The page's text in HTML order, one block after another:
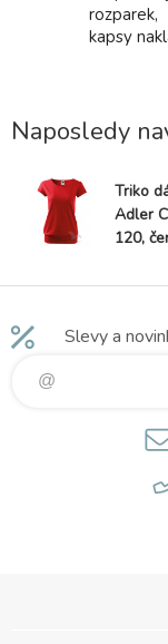
kapsy
Naposledy
Triko
Adler
120,
Slevy a